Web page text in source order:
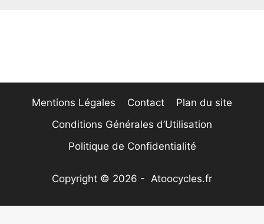
Mentions Légales Contact
Plan du site
Conditions Générales d’Utilisation
Politique de Confidentialité
Copyright © 2026 - Atoocycles.fr